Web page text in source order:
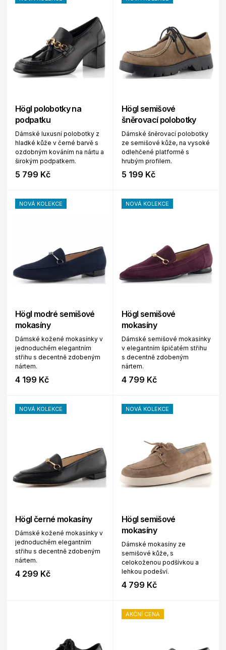
Högl polobotky na
podpatku
Dámské luxusní polobotky z
hladké kůže v černé barvě s
ozdobným kováním na nártu a
širokým podpatkem.
5 799 Kč
Högl semišové
šněrovací polobotky
Dámské šněrovací polobotky
ze semišové kůže, na vysoké
odlehčené platformě s
hrubým profilem.
5 199 Kč
NOVÁ KOLEKCE
Högl modré semišové
mokasíny
Dámské kožené mokasínky v
jednoduchém elegantním
střihu s decentně zdobeným
nártem.
4 199 Kč
NOVÁ KOLEKCE
Högl semišové
mokasíny
Dámské semišové mokasínky
v elegantním špičatém střihu
s decentně zdobeným
nártem.
4 799 Kč
NOVÁ KOLEKCE
Högl černé mokasíny
Dámské kožené mokasínky v
jednoduchém elegantním
střihu s decentně zdobeným
nártem.
4 299 Kč
NOVÁ KOLEKCE
Högl semišové
mokasíny
Dámské mokasíny ze
semišové kůže, s
celokoženou podšívkou a
lehkou podešví.
4 799 Kč
AKČNÍ CENA